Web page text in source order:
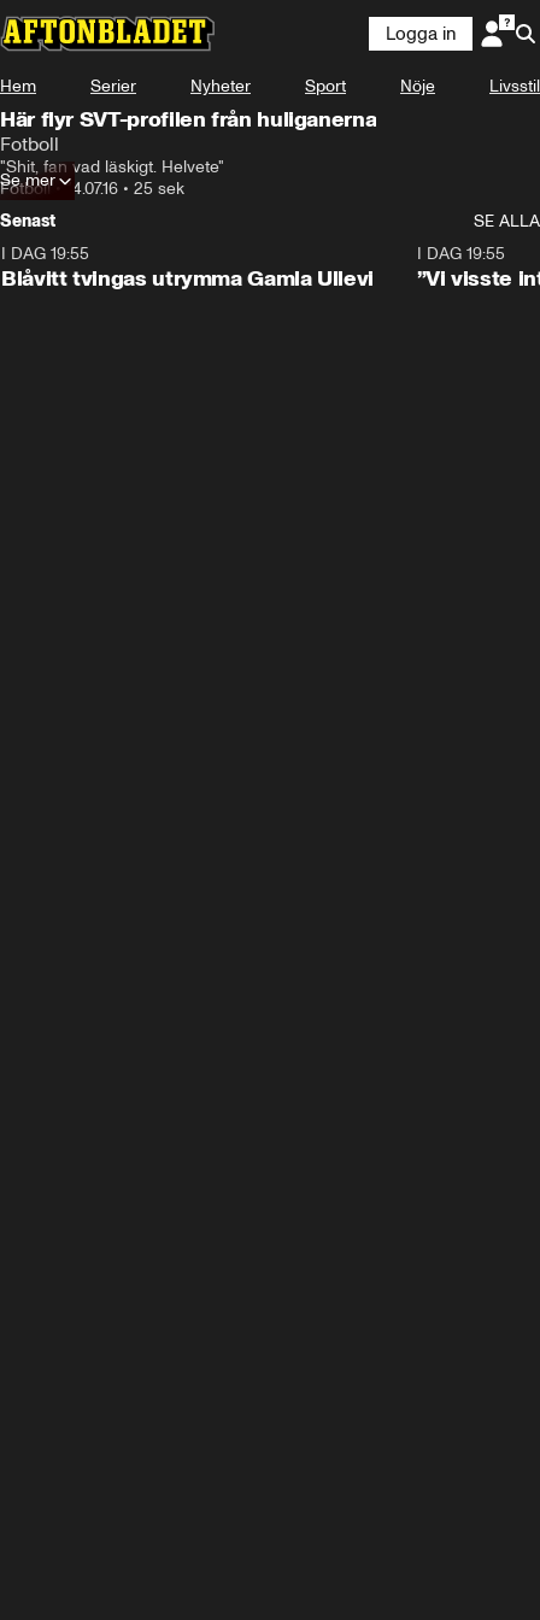
Logga in
Hem Serier Nyheter Sport Nöje Livsstil
Här flyr SVT-profilen från huliganerna
Fotboll
"Shit, fan vad läskigt. Helvete"
Fotboll•14.07.16 • 25 sek
Se mer
Senast
SE ALLA
I DAG 19:55
Blåvitt tvingas utrymma Gamla Ullevi
I DAG 19:55
”Vi visste